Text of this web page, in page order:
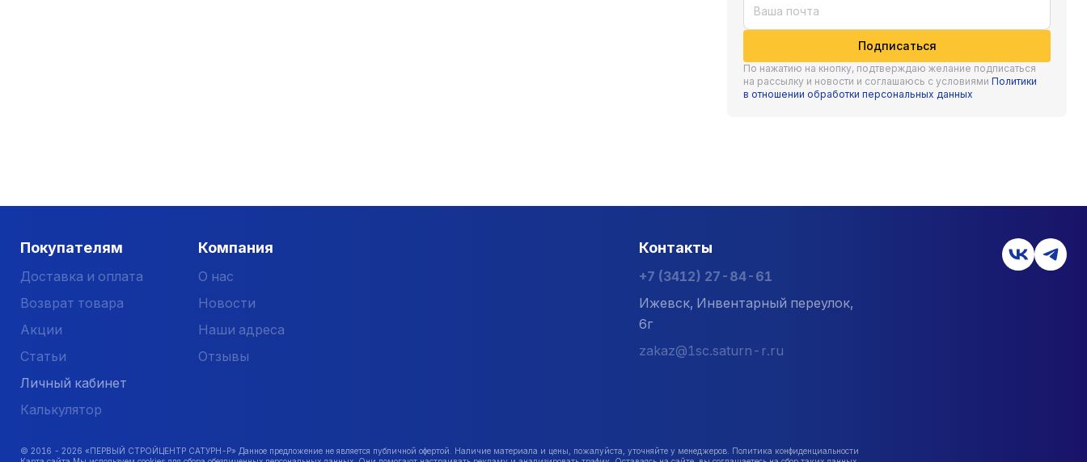
Подписаться
По нажатию на кнопку, подтверждаю желание подписаться
на рассылку и новости и соглашаюсь с условиями Политики
в отношении обработки персональных данных
Покупателям
Доставка и оплата
Возврат товара
Акции
Статьи
Личный кабинет
Калькулятор
Компания
О нас
Новости
Наши адреса
Отзывы
Контакты
+7 (3412) 27-84-61
Ижевск, Инвентарный переулок,
6г
zakaz@1sc.saturn-r.ru
© 2016 - 2026 «ПЕРВЫЙ СТРОЙЦЕНТР САТУРН-Р» Данное предложение не является публичной офертой. Наличие материала и цены, пожалуйста, уточняйте у менеджеров. Политика конфиденциальности